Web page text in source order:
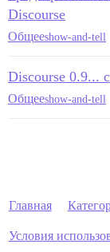
Discourse
Общееshow-and-tell
Discourse 0.9...
Общееshow-and-tell
Главная
Условия